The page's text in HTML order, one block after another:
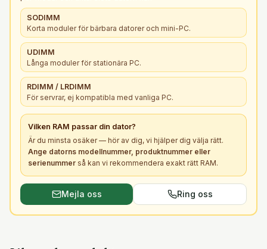
SODIMM
Korta moduler för bärbara datorer och mini-PC.
UDIMM
Långa moduler för stationära PC.
RDIMM / LRDIMM
För servrar, ej kompatibla med vanliga PC.
Vilken RAM passar din dator?
Är du minsta osäker — hör av dig, vi hjälper dig välja rätt.
Ange datorns modellnummer, produktnummer eller
serienummer så kan vi rekommendera exakt rätt RAM.
Mejla oss Ring oss